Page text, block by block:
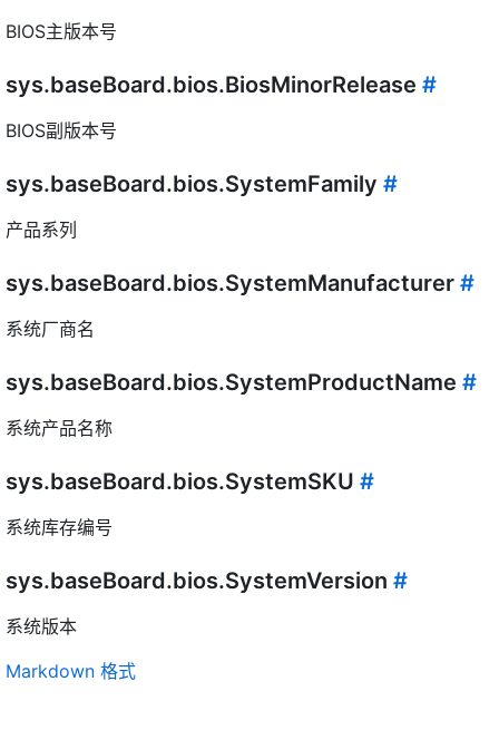
BIOS主版本号
sys.baseBoard.bios.BiosMinorRelease #
BIOS副版本号
sys.baseBoard.bios.SystemFamily #
产品系列
sys.baseBoard.bios.SystemManufacturer #
系统厂商名
sys.baseBoard.bios.SystemProductName #
系统产品名称
sys.baseBoard.bios.SystemSKU #
系统库存编号
sys.baseBoard.bios.SystemVersion #
系统版本
Markdown 格式